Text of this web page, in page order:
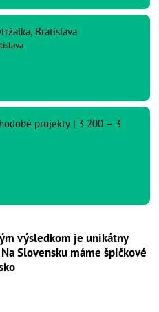
Bratislava
projekty | 3 200 – 3
výsledkom je unikátny
Slovensku máme špičkové